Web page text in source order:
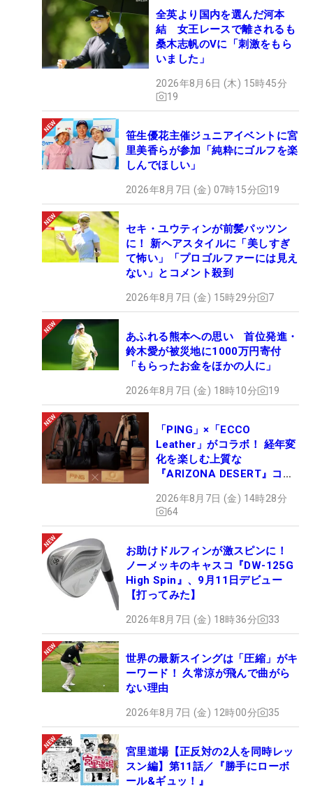
全英より国内を選んだ河本
結 女王レースで離されるも
桑木志帆のVに「刺激をもら
いました」
2026年8月6日 (木) 15時45分
19
笹生優花主催ジュニアイベントに宮
里美香らが参加「純粋にゴルフを楽
しんでほしい」
2026年8月7日 (金) 07時15分 19
セキ・ユウティンが前髪パッツン
に！ 新ヘアスタイルに「美しすぎ
て怖い」「プロゴルファーには見え
ない」とコメント殺到
2026年8月7日 (金) 15時29分 7
あふれる熊本への思い 首位発進・
鈴木愛が被災地に1000万円寄付
「もらったお金をほかの人に」
2026年8月7日 (金) 18時10分 19
「PING」×「ECCO
Leather」がコラボ！ 経年変
化を楽しむ上質な
『ARIZONA DESERT』コレ
ュー
2026年8月7日 (金) 14時28分
64
お助けドルフィンが激スピンに！
ノーメッキのキャスコ『DW-125G
High Spin』、9月11日デビュー
【打ってみた】
2026年8月7日 (金) 18時36分 33
世界の最新スイングは「圧縮」がキ
ーワード！ 久常涼が飛んで曲がら
ない理由
2026年8月7日 (金) 12時00分 35
宮里道場【正反対の2人を同時レッ
スン編】第11話／『勝手にローボ
ール&ギュッ！』